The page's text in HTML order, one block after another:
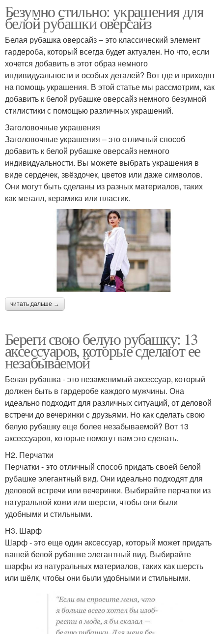
Безумно стильно: украшения для
белой рубашки оверсайз
Белая рубашка оверсайз – это классический элемент
гардероба, который всегда будет актуален. Но что, если
хочется добавить в этот образ немного
индивидуальности и особых деталей? Вот где и приходят
на помощь украшения. В этой статье мы рассмотрим, как
добавить к белой рубашке оверсайз немного безумной
стилистики с помощью различных украшений.
Заголовочные украшения
Заголовочные украшения – это отличный способ
добавить к белой рубашке оверсайз немного
индивидуальности. Вы можете выбрать украшения в
виде сердечек, звёздочек, цветов или даже символов.
Они могут быть сделаны из разных материалов, таких
как металл, керамика или пластик.
читать дальше →
Береги свою белую рубашку: 13
аксессуаров, которые сделают ее
незабываемой
Белая рубашка - это незаменимый аксессуар, который
должен быть в гардеробе каждого мужчины. Она
идеально подходит для различных ситуаций, от деловой
встречи до вечеринки с друзьями. Но как сделать свою
белую рубашку еще более незабываемой? Вот 13
аксессуаров, которые помогут вам это сделать.
H2. Перчатки
Перчатки - это отличный способ придать своей белой
рубашке элегантный вид. Они идеально подходят для
деловой встречи или вечеринки. Выбирайте перчатки из
натуральной кожи или шерсти, чтобы они были
удобными и стильными.
H3. Шарф
Шарф - это еще один аксессуар, который может придать
вашей белой рубашке элегантный вид. Выбирайте
шарфы из натуральных материалов, таких как шерсть
или шёлк, чтобы они были удобными и стильными.